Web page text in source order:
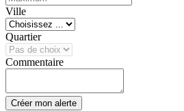
Ville
Quartier
Commentaire
Créer mon alerte